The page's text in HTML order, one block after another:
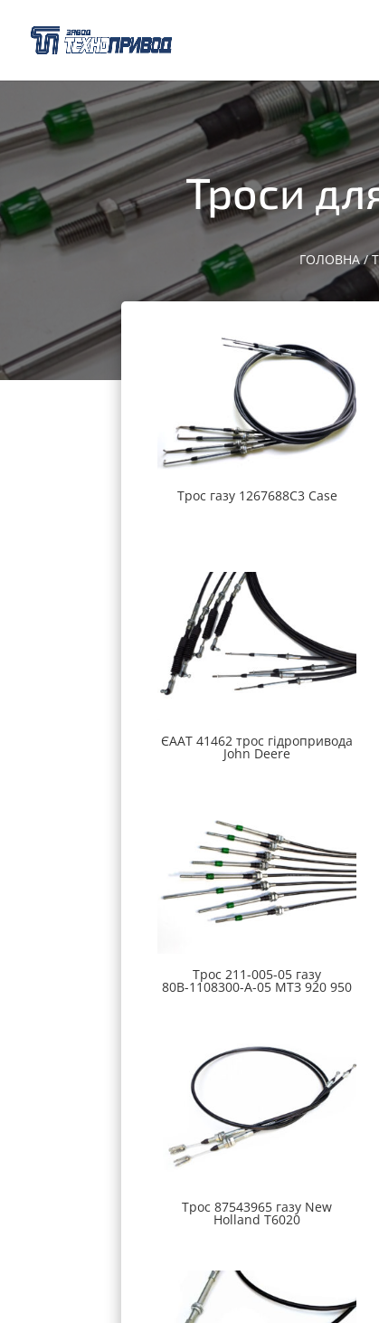
Троси
ГОЛОВНА/
Трос газу 1267688С3 Case
ЄААТ 41462 трос гідропривода
John Deere
Трос 211-005-05 газу
80В-1108300-А-05 МТЗ 920 950
Трос 87543965 газу New
Holland Т6020